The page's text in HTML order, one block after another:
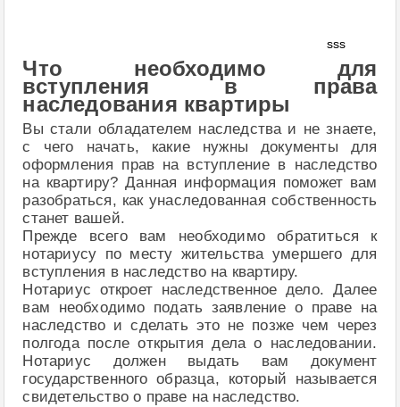
sss
Что необходимо для
вступления в права
наследования квартиры
Вы стали обладателем наследства и не знаете,
с чего начать, какие нужны документы для
оформления прав на вступление в наследство
на квартиру? Данная информация поможет вам
разобраться, как унаследованная собственность
станет вашей.
Прежде всего вам необходимо обратиться к
нотариусу по месту жительства умершего для
вступления в наследство на квартиру.
Нотариус откроет наследственное дело. Далее
вам необходимо подать заявление о праве на
наследство и сделать это не позже чем через
полгода после открытия дела о наследовании.
Нотариус должен выдать вам документ
государственного образца, который называется
свидетельство о праве на наследство.